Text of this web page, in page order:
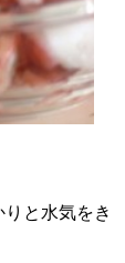
と水気をき